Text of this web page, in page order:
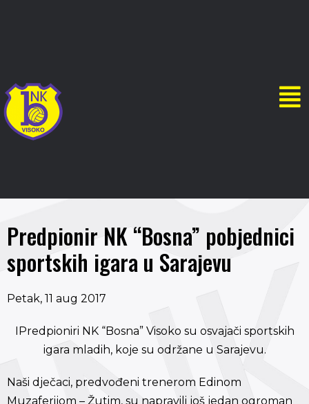
Predpionir NK “Bosna” pobjednici
sportskih igara u Sarajevu
Petak, 11 aug 2017
IPredpioniri NK “Bosna” Visoko su osvajači sportskih
igara mladih, koje su održane u Sarajevu.
Naši dječaci, predvođeni trenerom Edinom
Muzaferijom – Žutim, su napravili još jedan ogroman